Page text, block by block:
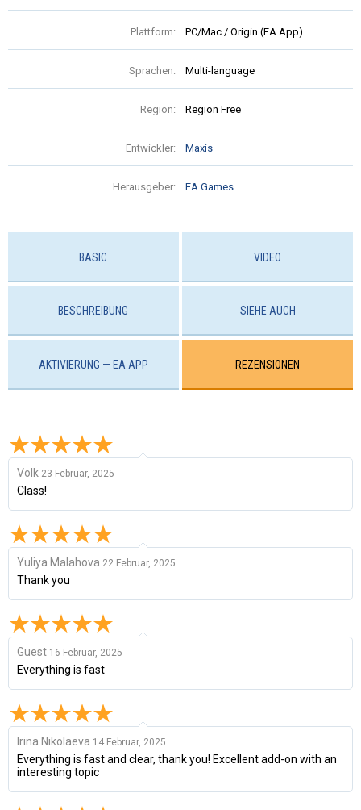
Plattform: PC/Mac / Origin (EA App)
Sprachen: Multi-language
Region: Region Free
Entwickler: Maxis
Herausgeber: EA Games
BASIC VIDEO
BESCHREIBUNG SIEHE AUCH
AKTIVIERUNG — EA APP REZENSIONEN
Volk 23 Februar, 2025
Class!
Yuliya Malahova 22 Februar, 2025
Thank you
Guest 16 Februar, 2025
Everything is fast
Irina Nikolaeva 14 Februar, 2025
Everything is fast and clear, thank you! Excellent add-on with an
interesting topic